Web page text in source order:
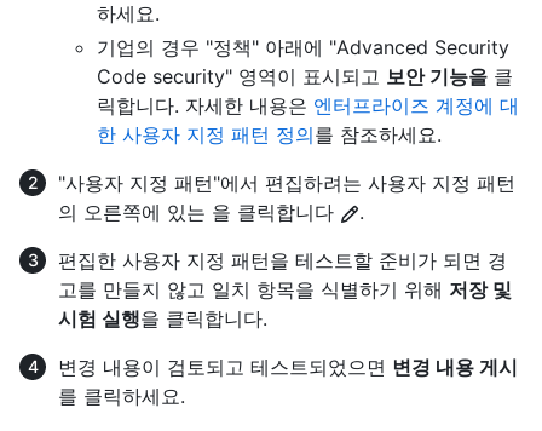
하세요.
기업의 경우 "정책" 아래에 "Advanced Security
Code security" 영역이 표시되고 보안 기능을 클
릭합니다. 자세한 내용은 엔터프라이즈 계정에 대
한 사용자 지정 패턴 정의를 참조하세요.
"사용자 지정 패턴"에서 편집하려는 사용자 지정 패턴
의 오른쪽에 있는 을 클릭합니다
.
편집한 사용자 지정 패턴을 테스트할 준비가 되면 경
고를 만들지 않고 일치 항목을 식별하기 위해 저장 및
시험 실행을 클릭합니다.
변경 내용이 검토되고 테스트되었으면 변경 내용 게시
를 클릭하세요.